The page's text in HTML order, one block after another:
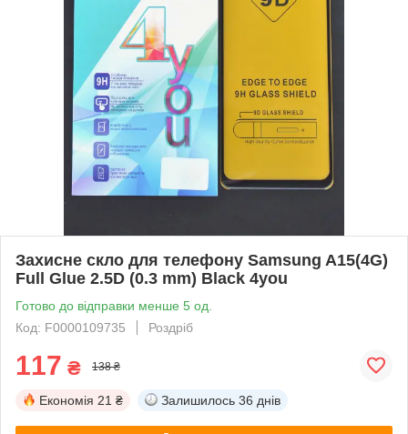
Захисне скло для телефону Samsung A15(4G)
Full Glue 2.5D (0.3 mm) Black 4you
Готово до відправки менше 5 од.
Код: F0000109735
Роздріб
117 ₴ 138 ₴
Економія 21 ₴ Залишилось 36 днів